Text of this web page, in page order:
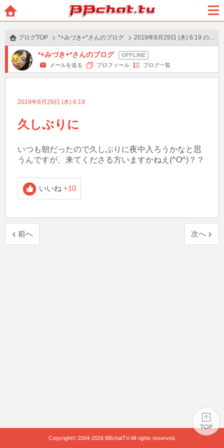
BBchatTV
ュー
ブログTOP *+みづき+*さんのブログ 2019年8月29日 (木) 6:19 の投稿
*+みづき+*さんのブログ
メールを送る プロフィール ブログ一覧
2019年8月29日 (木) 6:19
久しぶりに
いつも朝だったので久しぶりに夜中入ろうかなと思
うんですが、来てくださる方いますかねえ(^O^)？？
いいね +10
前へ 次へ
Copyright© 2004-2026 BBchatTVAll rights reserved.